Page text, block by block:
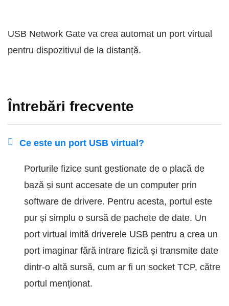
USB Network Gate va crea automat un port virtual
pentru dispozitivul de la distanță.
Întrebări frecvente
Ce este un port USB virtual?
Porturile fizice sunt gestionate de o placă de
bază și sunt accesate de un computer prin
software de drivere. Pentru acesta, portul este
pur și simplu o sursă de pachete de date. Un
port virtual imită driverele USB pentru a crea un
port imaginar fără intrare fizică și transmite date
dintr-o altă sursă, cum ar fi un socket TCP, către
portul menționat.